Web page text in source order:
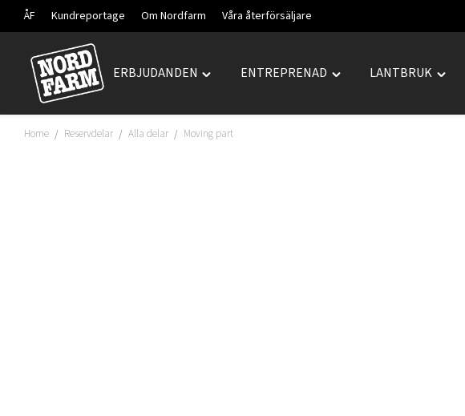
ÅF Kundreportage Om Nordfarm Våra återförsäljare
Hoppa
innehåll
ERBJUDANDEN
Toggle
menu
ENTREPRENAD
Toggle
LANTBRUK
Toggle
Home / Reservdelar / Alla delar / Moving part